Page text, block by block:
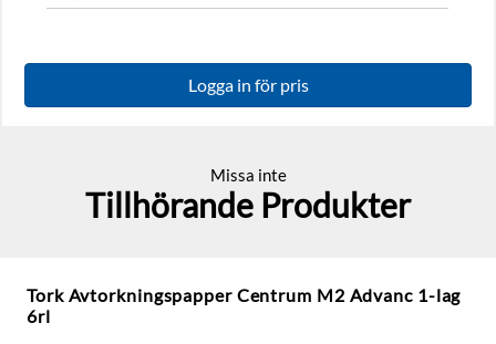
Logga in för pris
Missa inte
Tillhörande Produkter
Tork Avtorkningspapper Centrum M2 Advanc 1-lag
6rl